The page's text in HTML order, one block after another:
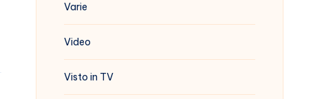
Varie
Video
Visto in TV